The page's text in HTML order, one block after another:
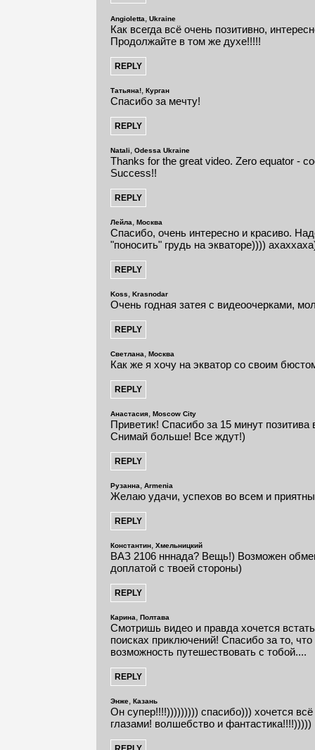
Angioletta, Ukraine
Как всегда всё очень позитивно,
Продолжайте в том же духе!!!!!
Татьяна!, Курган
Спасибо за мечту!
Natali, Odessa Ukraine
Thanks for the great video. Zero equator -
Success!!
Лейла, Москва
Спасибо, очень интересно и красиво.
"поносить" грудь на экваторе))))
Koss, Krasnodar
Очень годная затея с видеоочерками,
Светлана, Москва
Как же я хочу на экватор со своим
Анастасия, Moscow City
Приветик! Спасибо за 15 минут
Снимай больше! Все ждут!)
Рузанна, Armenia
Желаю удачи, успехов во всем и
Константин, Хмельницкий
ВАЗ 2106 нннада? Вещь!) Возможен
доплатой с твоей стороны)
Карина, Полтава
Смотришь видео и правда хочется
поисках приключений! Спасибо за то,
возможность путешествовать с тобой....
Энже, Казань
Он супер!!!!))))))))) спасибо))) хочется
глазами! волшебство и фантастика!!!!)))))